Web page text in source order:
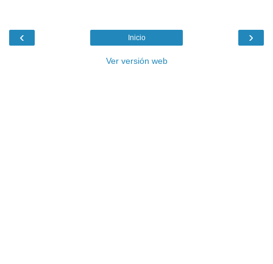
‹ ›
Inicio
Ver versión web